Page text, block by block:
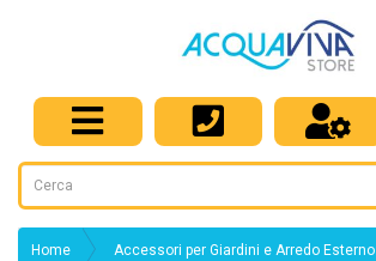
Home Accessori per Giardini e Arredo Esterno